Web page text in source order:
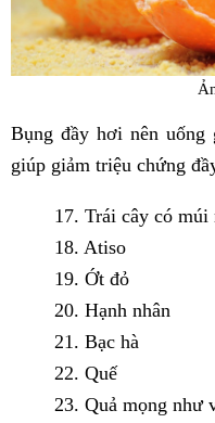
Bụng đầy hơi nên
giúp giảm triệu chứng
17. Trái cây có
18. Atiso
19. Ớt đỏ
20. Hạnh nhân
21. Bạc hà
22. Quế
23. Quả mọng như